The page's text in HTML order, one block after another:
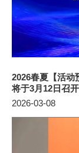
2026春夏【活动
将于3月12日召开
2026-03-08